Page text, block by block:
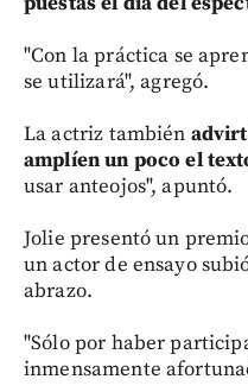
"Con la práctica se
se utilizará", agregó.
La actriz también
amplíen un poco el
usar anteojos", apuntó.
Jolie presentó un
un actor de ensayo
abrazo.
"Sólo por haber
inmensamente